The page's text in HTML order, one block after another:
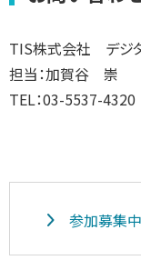
TIS株式会社 デジ
担当：加賀谷 崇
TEL：03-5537-
参加募集